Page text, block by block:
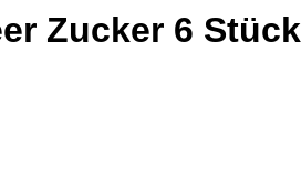
Zucker 6 Stück